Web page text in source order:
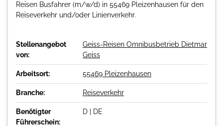
Reisen Busfahrer (m/w/d) in 55469 Pleizenhausen für den
Reiseverkehr und/oder Linienverkehr.
Stellenangebot
von:
Geiss-Reisen Omnibusbetrieb Dietmar
Geiss
Arbeitsort: 55469 Pleizenhausen
Branche: Reiseverkehr
Benötigter
Führerschein:
D | DE